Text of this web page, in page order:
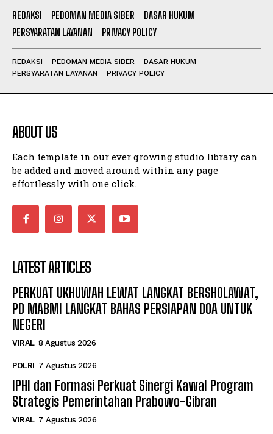
REDAKSI PEDOMAN MEDIA SIBER
DASAR HUKUM
PERSYARATAN LAYANAN
PRIVACY POLICY
REDAKSI PEDOMAN MEDIA SIBER
DASAR HUKUM
PERSYARATAN LAYANAN
PRIVACY POLICY
ABOUT US
Each template in our ever growing studio library can
be added and moved around within any page
effortlessly with one click.
LATEST ARTICLES
PERKUAT UKHUWAH LEWAT LANGKAT BERSHOLAWAT,
PD MABMI LANGKAT BAHAS PERSIAPAN DOA UNTUK
NEGERI
VIRAL 8 Agustus 2026
POLRI 7 Agustus 2026
IPHI dan Formasi Perkuat Sinergi Kawal Program
Strategis Pemerintahan Prabowo-Gibran
VIRAL 7 Agustus 2026